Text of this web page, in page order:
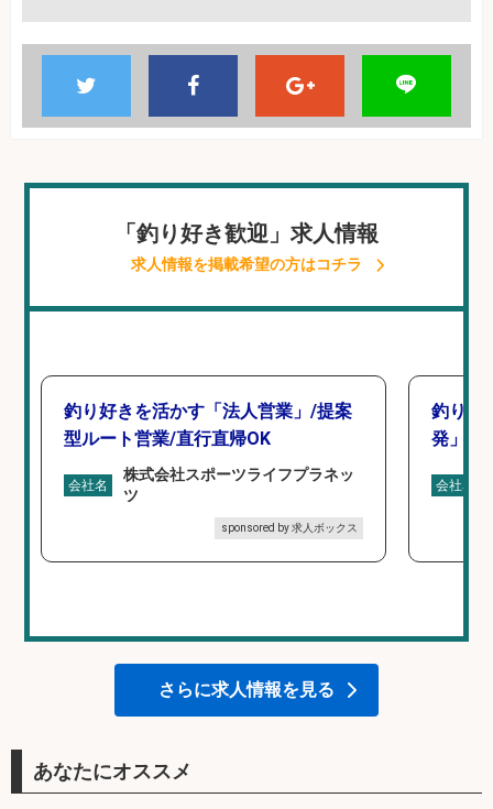
「釣り好き歓迎」求人情報
求人情報を掲載希望の方はコチラ
釣り好きを活かす「法人営業」/提案
型ルート営業/直行直帰OK
会社名
株式会社スポーツライフプラネッ
ツ
sponsored by 求人ボックス
釣り好
発」/
会社名
さらに求人情報を見る
あなたにオススメ